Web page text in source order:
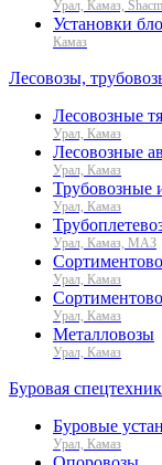
Урал, Камаз,
Установки
Камаз
Лесовозы,
Лесовозные
Урал, Камаз
Лесовозные
Урал, Камаз
Трубовозные
Урал, Камаз
Урал, Камаз, МАЗ
Урал, Камаз
Урал, Камаз
Металловозы
Урал, Камаз
Буровая
Буровые
Урал, Камаз